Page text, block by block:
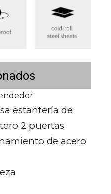
estantería de
2 puertas
de acero